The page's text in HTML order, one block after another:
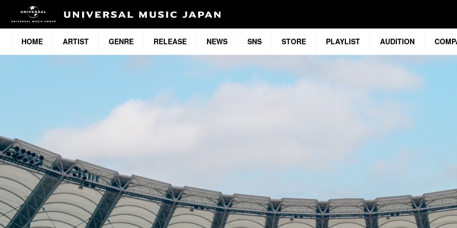
HOME ARTIST GENRE RELEASE NEWS SNS STORE PLAYLIST AUDITION